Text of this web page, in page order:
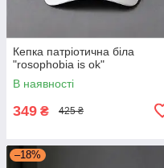
Кепка патріотична біла
"rosophobia is ok"
В наявності
349 ₴ 425 ₴
–18%